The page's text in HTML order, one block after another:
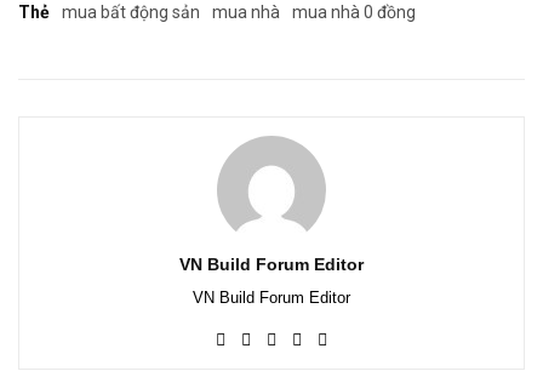
Thẻ mua bất động sản mua nhà mua nhà 0 đồng
VN Build Forum Editor
VN Build Forum Editor